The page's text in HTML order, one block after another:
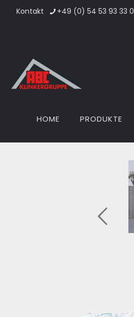
Kontakt +49 (0) 54 53 93 33 0
HOME PRODUKTE